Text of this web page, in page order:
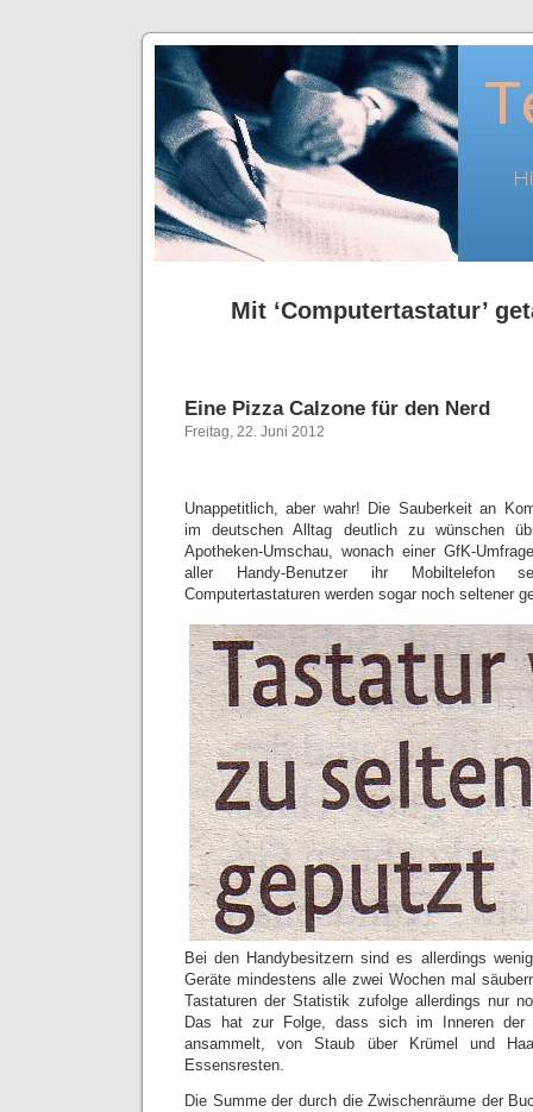
Mit ‘Computertastatur’
Eine Pizza Calzone für den Nerd
Freitag, 22. Juni 2012
Unappetitlich, aber wahr! Die Sauberkeit an
im deutschen Alltag deutlich zu wünschen
Apotheken-Umschau, wonach einer GfK-
aller Handy-Benutzer ihr Mobiltelefon
Computertastaturen werden sogar noch seltener
Bei den Handybesitzern sind es allerdings
Geräte mindestens alle zwei Wochen mal
Tastaturen der Statistik zufolge allerdings nur
Das hat zur Folge, dass sich im Inneren der
ansammelt, von Staub über Krümel und
Essensresten.
Die Summe der durch die Zwischenräume der